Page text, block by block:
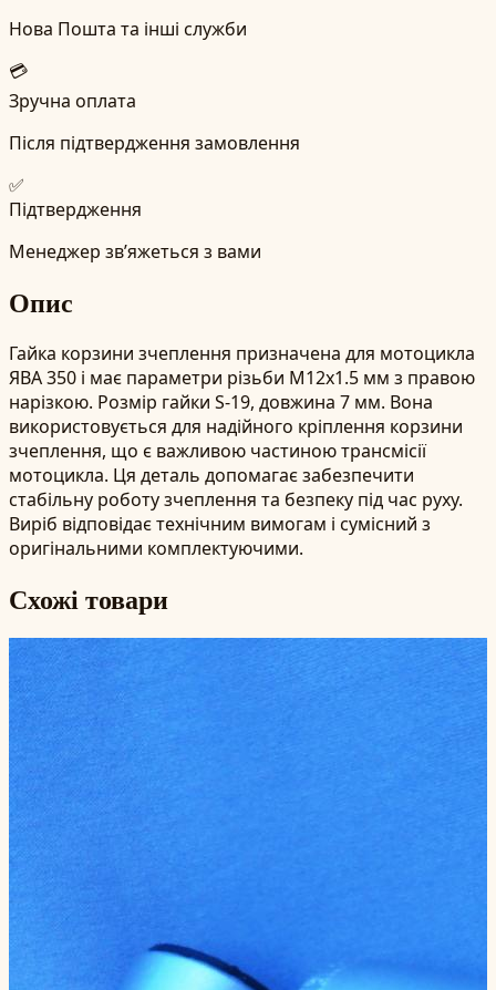
Нова Пошта та інші служби
💳
Зручна оплата
Після підтвердження замовлення
✅
Підтвердження
Менеджер зв’яжеться з вами
Опис
Гайка корзини зчеплення призначена для мотоцикла
ЯВА 350 і має параметри різьби M12x1.5 мм з правою
нарізкою. Розмір гайки S-19, довжина 7 мм. Вона
використовується для надійного кріплення корзини
зчеплення, що є важливою частиною трансмісії
мотоцикла. Ця деталь допомагає забезпечити
стабільну роботу зчеплення та безпеку під час руху.
Виріб відповідає технічним вимогам і сумісний з
оригінальними комплектуючими.
Схожі товари